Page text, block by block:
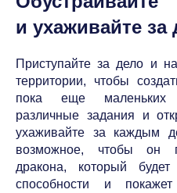
и ухаживайте за
Приступайте за дело и
территории, чтобы
пока еще маленьких
различные задания и
ухаживайте за каждым
возможное, чтобы он
дракона, который
способности и